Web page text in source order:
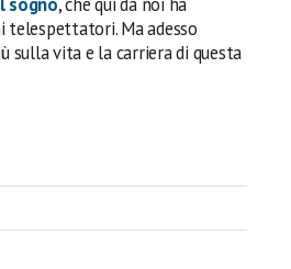
Ma adesso
sulla vita e la carriera di questa